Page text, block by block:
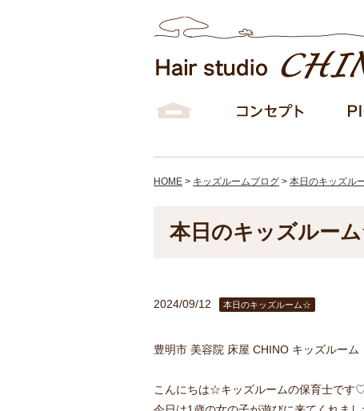
HOME > キッズルームブログ > 本日のキッズル
本日のキッズルー
2024/09/12 本日のキッズルーム☆
豊明市 美容院 床屋 CHINO キッズルーム
こんにちは☆キッズルームの保育士です